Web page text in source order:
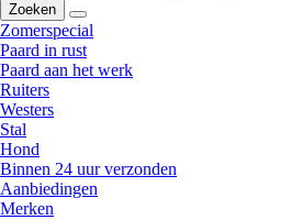
Zoeken
Zomerspecial
Paard in rust
Paard aan het werk
Ruiters
Westers
Stal
Hond
Binnen 24 uur verzonden
Aanbiedingen
Merken